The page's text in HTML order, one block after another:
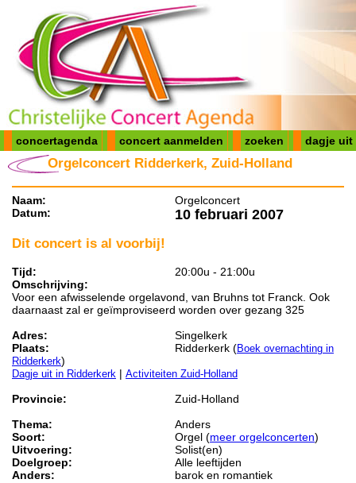
concertagenda concert aanmelden zoeken dagje uit
Orgelconcert Ridderkerk, Zuid-Holland
Naam:
Orgelconcert
Datum:
10 februari 2007
Dit concert is al voorbij!
Tijd:
20:00u - 21:00u
Omschrijving:
Voor een afwisselende orgelavond, van Bruhns tot Franck. Ook
daarnaast zal er geïmproviseerd worden over gezang 325
Adres:
Singelkerk
Plaats:
Ridderkerk (Boek overnachting in
Ridderkerk)
Dagje uit in Ridderkerk | Activiteiten Zuid-Holland
Provincie:
Zuid-Holland
Thema:
Anders
Soort:
Orgel (meer orgelconcerten)
Uitvoering:
Solist(en)
Doelgroep:
Alle leeftijden
Anders:
barok en romantiek